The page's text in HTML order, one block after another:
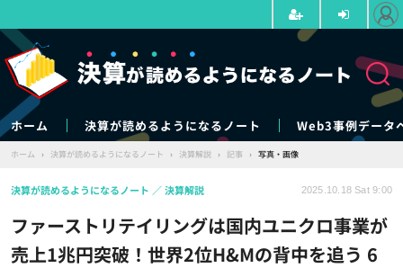
ホーム 決算が読めるようになるノート Web3事例データ
ホーム › 決算が読めるようになるノート › 決算解説 › 記事 › 写真・画像
ファーストリテイリングは国内ユニクロ事業が
売上1兆円突破！世界2位H&Mの背中を追う 6
決算が読めるようになるノート 決算解説 2025.10.18 Sat 9:00